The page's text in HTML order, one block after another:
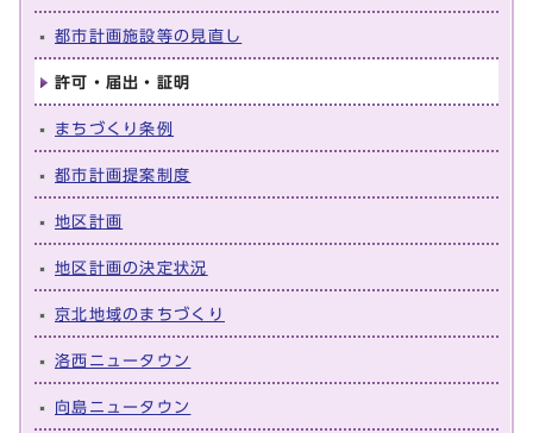
都市計画施設等の見直し
許可・届出・証明
まちづくり条例
都市計画提案制度
地区計画
地区計画の決定状況
京北地域のまちづくり
洛西ニュータウン
向島ニュータウン